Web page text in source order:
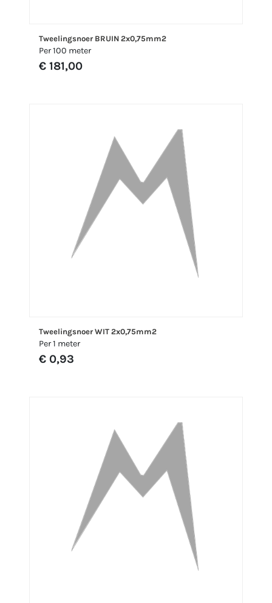
Tweelingsnoer BRUIN 2x0,75mm2
Per 100 meter
€ 181,00
Tweelingsnoer WIT 2x0,75mm2
Per 1 meter
€ 0,93